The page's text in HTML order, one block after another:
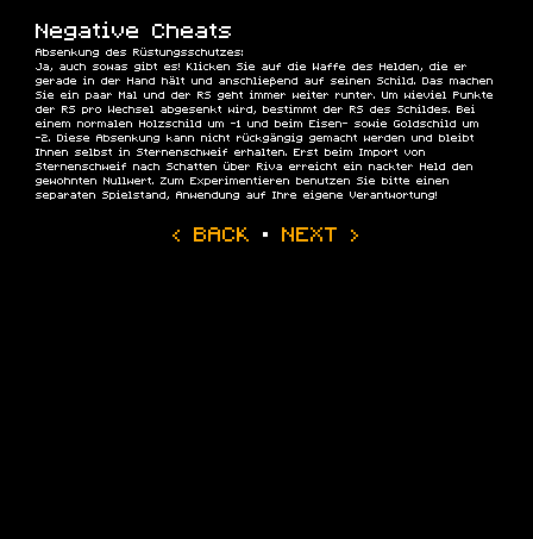
Negative Cheats
Absenkung des Rüstungsschutzes:
Ja, auch sowas gibt es! Klicken Sie auf die Waffe des Helden, die er
gerade in der Hand hält und anschließend auf seinen Schild. Das machen
Sie ein paar Mal und der RS geht immer weiter runter. Um wieviel Punkte
der RS pro Wechsel abgesenkt wird, bestimmt der RS des Schildes. Bei
einem normalen Holzschild um -1 und beim Eisen- sowie Goldschild um
-2. Diese Absenkung kann nicht rückgängig gemacht werden und bleibt
Ihnen selbst in Sternenschweif erhalten. Erst beim Import von
Sternenschweif nach Schatten über Riva erreicht ein nackter Held den
gewohnten Nullwert. Zum Experimentieren benutzen Sie bitte einen
separaten Spielstand, Anwendung auf Ihre eigene Verantwortung!
‹ BACK · NEXT ›